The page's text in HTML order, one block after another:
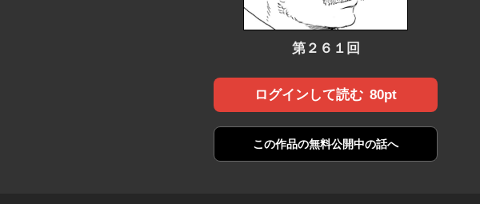
第２６１回
ログインして読む 80pt
この作品の無料公開中の話へ